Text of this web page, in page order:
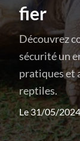
fier
Découvrez
sécurité un
pratiques et
reptiles.
Le 31/05/